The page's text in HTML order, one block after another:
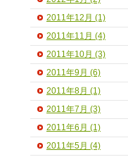
2011年12月 (1)
2011年11月 (4)
2011年10月 (3)
2011年9月 (6)
2011年8月 (1)
2011年7月 (3)
2011年6月 (1)
2011年5月 (4)